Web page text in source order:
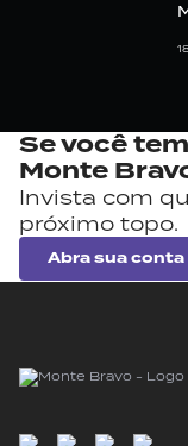
Se você tem
Monte
Invista com
próximo topo.
Abra sua conta